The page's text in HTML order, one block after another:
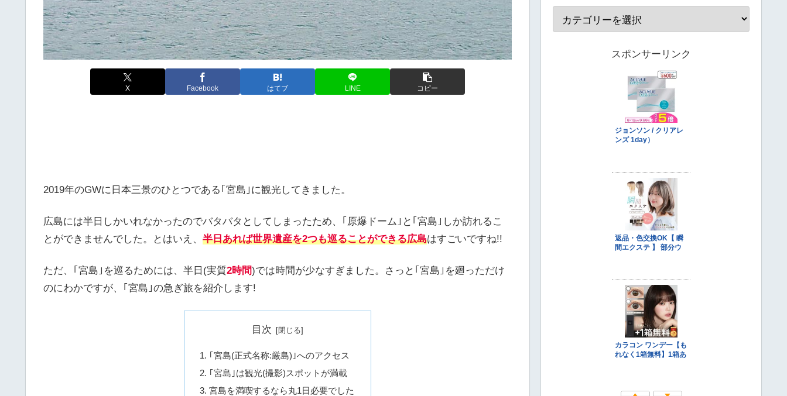
X Facebook はてブ LINE コピー
2019年のGWに日本三景のひとつである｢宮島｣に観光してきました。
広島には半日しかいれなかったのでバタバタとしてしまったため、｢原爆ドーム｣と｢宮島｣しか訪れるこ
とができませんでした。とはいえ、 半日あれば世界遺産を2つも巡ることができる広島はすごいですね!!
ただ、｢宮島｣を巡るためには、半日(実質2時間)では時間が少なすぎました。さっと｢宮島｣を廻っただけ
のにわかですが、｢宮島｣の急ぎ旅を紹介します!
目次
｢宮島(正式名称:厳島)｣へのアクセス
｢宮島｣は観光(撮影)スポットが満載
宮島を満喫するなら丸1日必要でした
スポンサーリンク